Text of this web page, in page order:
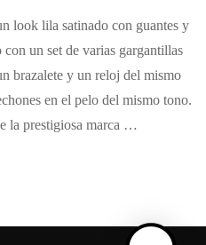
look lila satinado con guantes y
un set de varias gargantillas
brazalete y un reloj del mismo
en el pelo del mismo tono.
la prestigiosa marca …